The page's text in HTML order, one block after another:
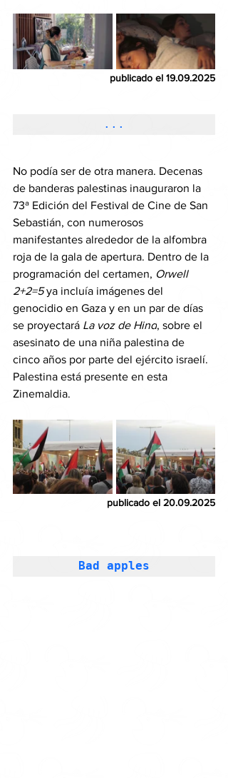
publicado el 19.09.2025
...
No podía ser de otra manera. Decenas
de banderas palestinas inauguraron la
73ª Edición del Festival de Cine de San
Sebastián, con numerosos
manifestantes alrededor de la alfombra
roja de la gala de apertura. Dentro de la
programación del certamen, Orwell
2+2=5 ya incluía imágenes del
genocidio en Gaza y en un par de días
se proyectará La voz de Hind, sobre el
asesinato de una niña palestina de
cinco años por parte del ejército israelí.
Palestina está presente en esta
Zinemaldia.
publicado el 20.09.2025
Bad apples